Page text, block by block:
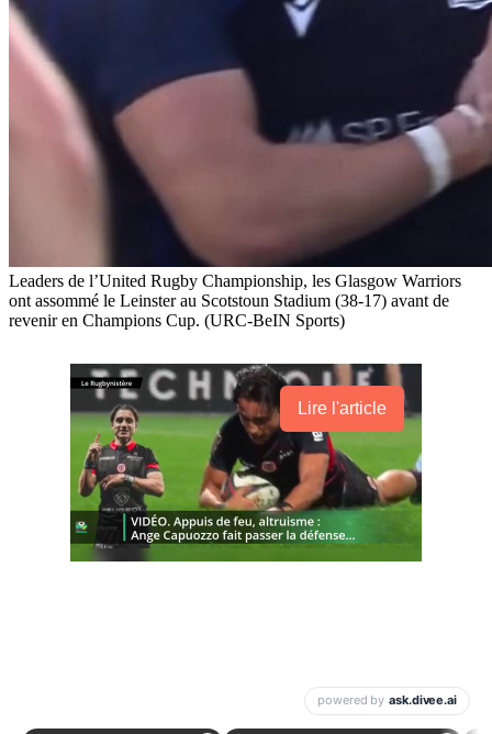
Leaders de l’United Rugby Championship, les Glasgow Warriors
ont assommé le Leinster au Scotstoun Stadium (38-17) avant de
revenir en Champions Cup. (URC-BeIN Sports)
Lire l'article